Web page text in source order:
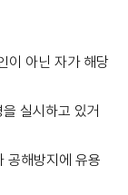
이 아닌 자가 해당
실시하고 있거
공해방지에 유용